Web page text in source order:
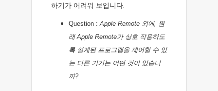
하기가 어려워 보입니다.
Question :Apple Remote 외에, 원
래 Apple Remote가 상호 작용하도
록 설계된 프로그램을 제어할 수 있
는 다른 기기는 어떤 것이 있습니
까?